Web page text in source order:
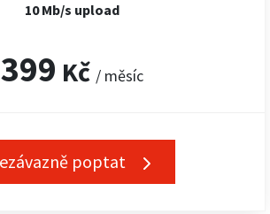
10 Mb/s upload
399 Kč / měsíc
poptat